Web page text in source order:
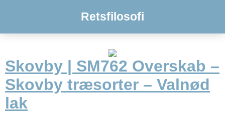
Retsfilosofi
Skovby | SM762 Overskab –
Skovby træsorter – Valnød
lak